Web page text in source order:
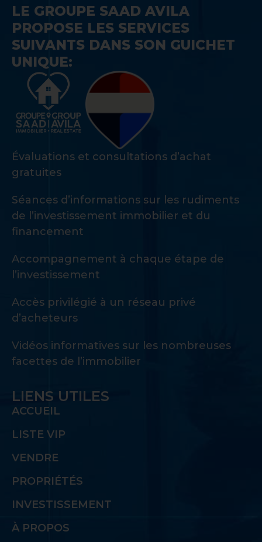
LE GROUPE SAAD AVILA
PROPOSE LES SERVICES
SUIVANTS DANS SON GUICHET
UNIQUE:
Évaluations et consultations d’achat
gratuites
Séances d’informations sur les rudiments
de l’investissement immobilier et du
financement
Accompagnement à chaque étape de
l’investissement
Accès privilégié à un réseau privé
d’acheteurs
Vidéos informatives sur les nombreuses
facettes de l’immobilier
LIENS UTILES
ACCUEIL
LISTE VIP
VENDRE
PROPRIÉTÉS
INVESTISSEMENT
À PROPOS